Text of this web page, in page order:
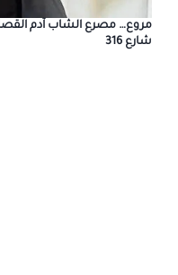
مروع… مصرع الشاب آدم
شارع 316